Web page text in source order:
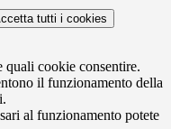
tutti i cookies
quali cookie consentire.
il funzionamento della
al funzionamento potete